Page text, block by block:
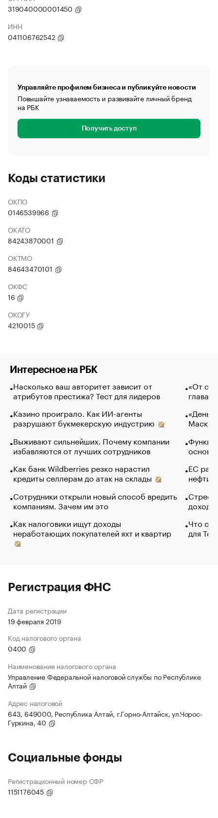
319040000001450
ИНН
041106762542
Управляйте профилем бизнеса и публикуйте новости
Повышайте узнаваемость и развивайте личный бренд
на РБК
Получить доступ
Коды статистики
ОКПО
0146539966
ОКАТО
84243870001
ОКТМО
84643470101
ОКФС
16
ОКОГУ
4210015
Интересное на РБК
Насколько ваш авторитет зависит от
атрибутов престижа? Тест для лидеров
Казино проиграло. Как ИИ-агенты
разрушают букмекерскую индустрию
Выживают сильнейших. Почему компании
избавляются от лучших сотрудников
Как банк Wildberries резко нарастил
кредиты селлерам до атак на склады
Сотрудники открыли новый способ вредить
компаниям. Зачем им это
Как налоговики ищут доходы
неработающих покупателей яхт и квартир
«От
глава
Маск в
основ
ЕС
нефти
Что
для
Регистрация ФНС
Дата регистрации
19 февраля 2019
Код налогового органа
0400
Наименование налогового органа
Управление Федеральной налоговой службы по Республике
Алтай
Адрес налоговой
643, 649000, Республика Алтай, г.Горно-Алтайск, ул.Чорос-
Гуркина, 40
Социальные фонды
Регистрационный номер СФР
1151176045